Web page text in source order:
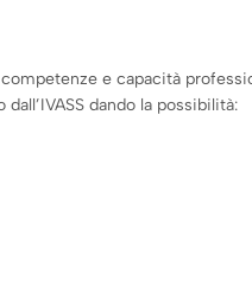
e capacità
dando la possibilità: